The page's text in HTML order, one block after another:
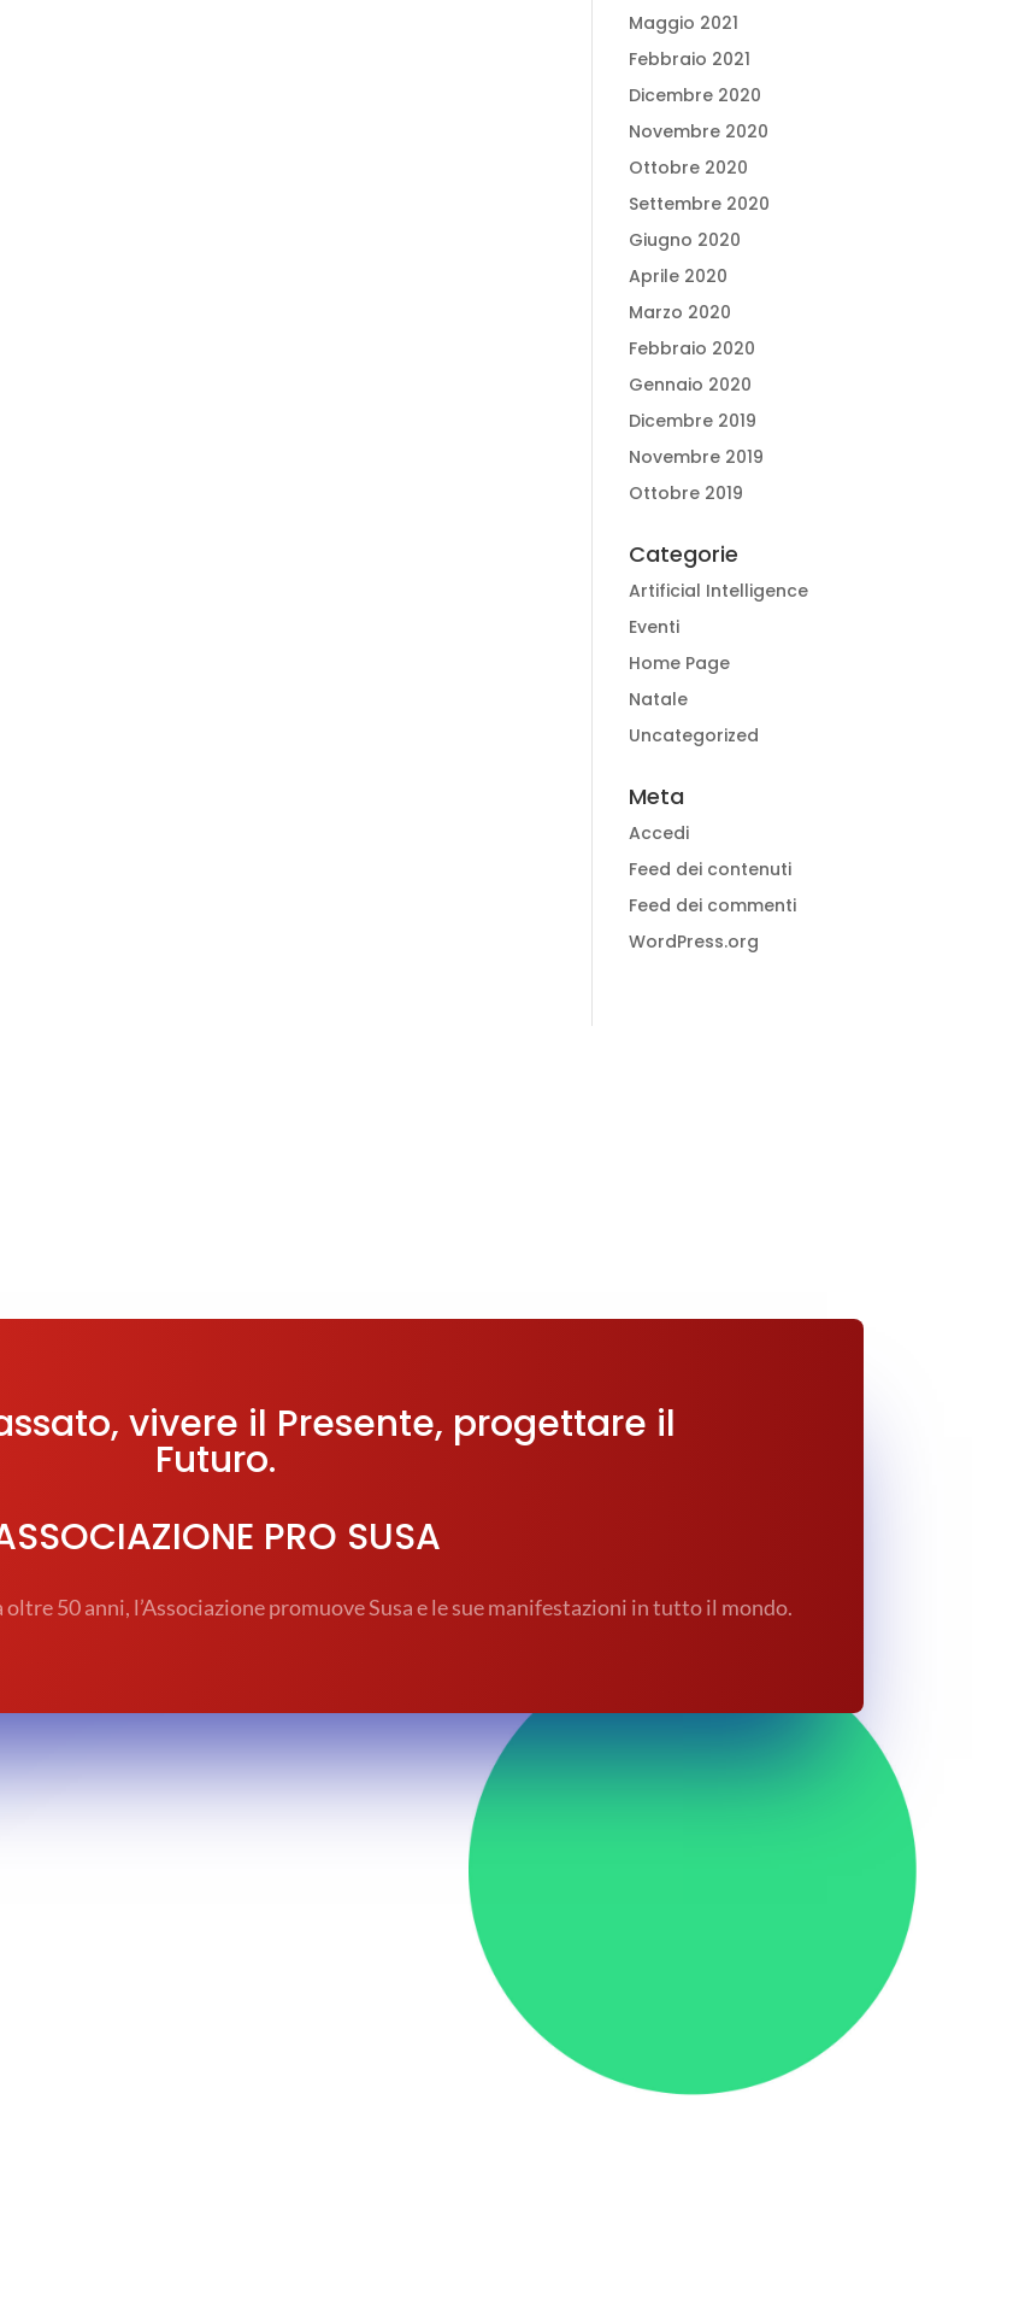
Maggio 2021
Febbraio 2021
Dicembre 2020
Novembre 2020
Ottobre 2020
Settembre 2020
Giugno 2020
Aprile 2020
Marzo 2020
Febbraio 2020
Gennaio 2020
Dicembre 2019
Novembre 2019
Ottobre 2019
Categorie
Artificial Intelligence
Eventi
Home Page
Natale
Uncategorized
Meta
Accedi
Feed dei contenuti
Feed dei commenti
WordPress.org
vivere il Presente, progettare il
Futuro.
PRO SUSA
50 anni, l’Associazione promuove Susa e le sue manifestazioni in tutto il mondo.